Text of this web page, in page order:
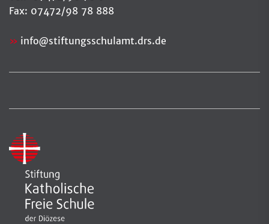
Fax: 07472/98 78 888
info@stiftungsschulamt.drs.de